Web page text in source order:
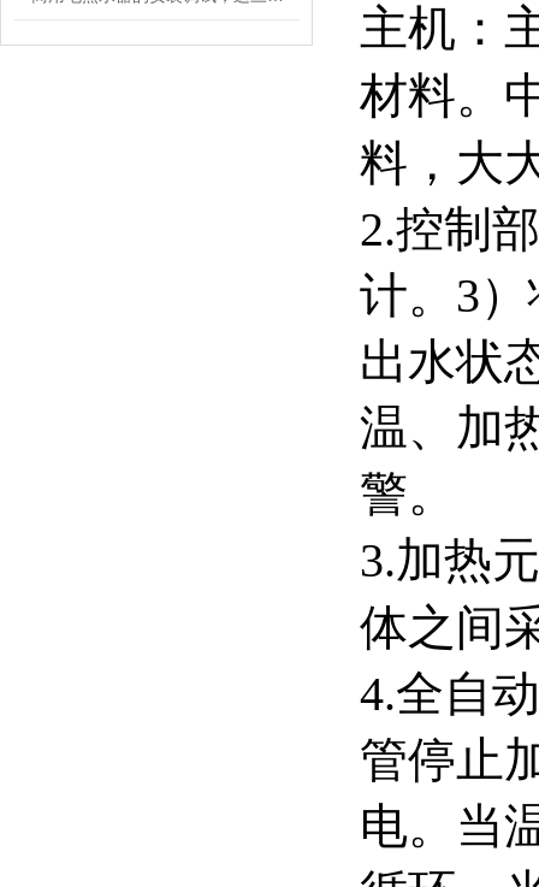
主机：
材料。
料，大
2.控制
计。3
出水状
温、加
警。
3.加热
体之间
4.全自
管停止
电。当